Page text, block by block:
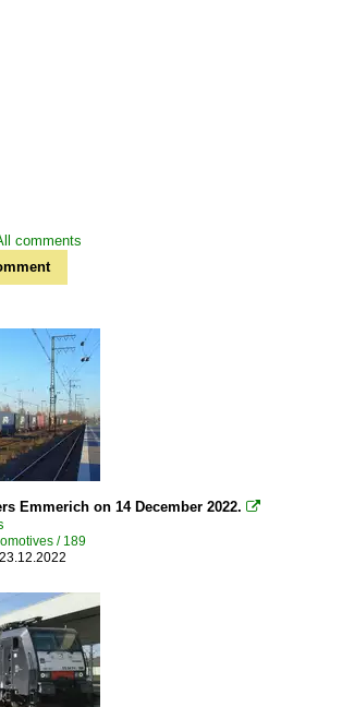
comments
Emmerich on 14 December 2022. 
/ 189